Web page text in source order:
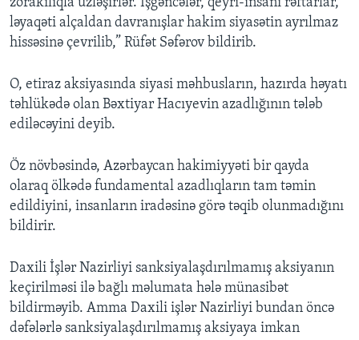
zorakılıqla üzləşirlər. İşgəncələr, qeyri-insani rəftarlar,
ləyaqəti alçaldan davranışlar hakim siyasətin ayrılmaz
hissəsinə çevrilib,” Rüfət Səfərov bildirib.
O, etiraz aksiyasında siyasi məhbusların, hazırda həyatı
təhlükədə olan Bəxtiyar Hacıyevin azadlığının tələb
ediləcəyini deyib.
Öz növbəsində, Azərbaycan hakimiyyəti bir qayda
olaraq ölkədə fundamental azadlıqların tam təmin
edildiyini, insanların iradəsinə görə təqib olunmadığını
bildirir.
Daxili İşlər Nazirliyi sanksiyalaşdırılmamış aksiyanın
keçirilməsi ilə bağlı məlumata hələ münasibət
bildirməyib. Amma Daxili işlər Nazirliyi bundan öncə
dəfələrlə sanksiyalaşdırılmamış aksiyaya imkan